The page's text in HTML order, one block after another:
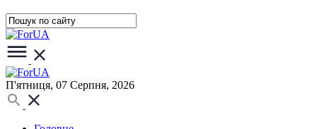
П'ятниця, 07 Серпня, 2026